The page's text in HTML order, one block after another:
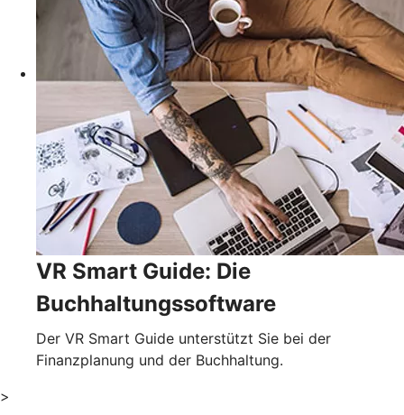
VR Smart Guide: Die
Buchhaltungssoftware
Der VR Smart Guide unterstützt Sie bei der
Finanzplanung und der Buchhaltung.
>